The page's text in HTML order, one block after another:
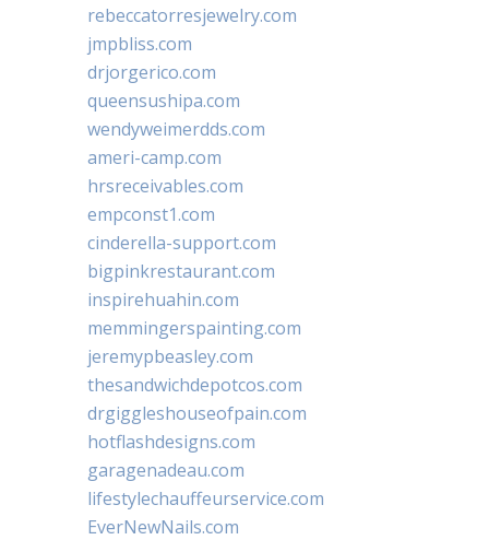
rebeccatorresjewelry.com
jmpbliss.com
drjorgerico.com
queensushipa.com
wendyweimerdds.com
ameri-camp.com
hrsreceivables.com
empconst1.com
cinderella-support.com
bigpinkrestaurant.com
inspirehuahin.com
memmingerspainting.com
jeremypbeasley.com
thesandwichdepotcos.com
drgiggleshouseofpain.com
hotflashdesigns.com
garagenadeau.com
lifestylechauffeurservice.com
EverNewNails.com